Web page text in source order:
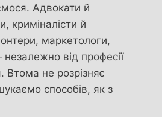
Адвокати й
криміналісти й
маркетологи,
від професії
Втома не розрізняє
способів, як з